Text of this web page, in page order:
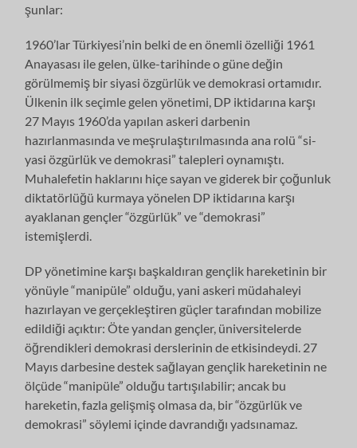
şunlar:
1960’lar Türkiyesi’nin belki de en önemli özelliği 1961
Anayasası ile gelen, ülke-tarihinde o güne değin
görülmemiş bir siyasi özgürlük ve demokrasi ortamıdır.
Ülkenin ilk seçimle gelen yönetimi, DP iktidarına karşı
27 Mayıs 1960’da yapılan askeri darbenin
hazırlanmasında ve meşrulaştırılmasında ana rolü “si­
yasi özgürlük ve demokrasi” talepleri oynamıştı.
Muhalefetin haklarını hiçe sa­yan ve giderek bir çoğunluk
diktatörlüğü kurmaya yönelen DP iktidarına karşı
ayaklanan gençler “özgürlük” ve “demokrasi”
istemişlerdi.
DP yönetimine karşı başkaldıran gençlik hareketinin bir
yönüyle “manipüle” olduğu, yani askeri müdahaleyi
hazırlayan ve gerçekleştiren güçler tarafından mobilize
edildiği açıktır: Öte yandan gençler, üniversitelerde
öğrendikleri de­mokrasi derslerinin de etkisindeydi. 27
Mayıs darbesine destek sağlayan gençlik hareketinin ne
ölçüde “manipüle” olduğu tartışılabilir; ancak bu
hareketin, fazla gelişmiş olmasa da, bir “özgürlük ve
demokrasi” söylemi içinde davrandığı yad­sınamaz.